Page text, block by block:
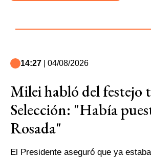
14:27 | 04/08/2026
Milei habló del festejo
Selección: "Había
Rosada"
El Presidente aseguró que ya